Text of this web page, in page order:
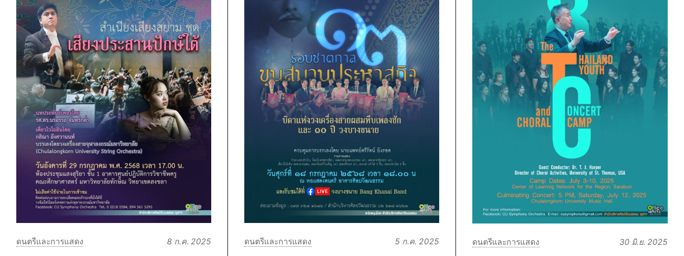
ดนตรีและการแสดง 8 ก.ค. 2025 ดนตรีและการแสดง 5 ก.ค. 2025 ดนตรีและการแสดง 30 มิ.ย. 2025